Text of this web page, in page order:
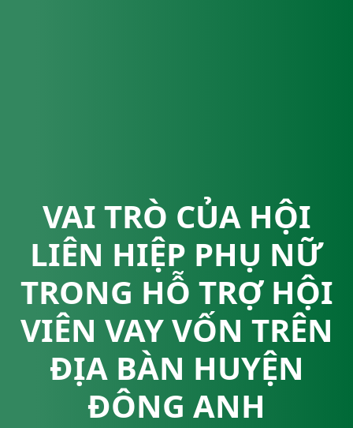
VAI TRÒ CỦA HỘI
LIÊN HIỆP PHỤ NỮ
TRONG HỖ TRỢ HỘI
VIÊN VAY VỐN TRÊN
ĐỊA BÀN HUYỆN
ĐÔNG ANH